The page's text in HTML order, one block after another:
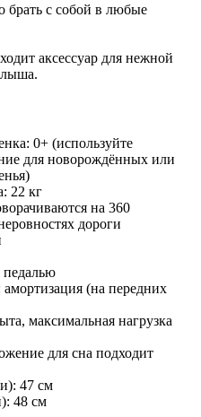
брать с собой в любые
аксессуар для нежной
0+ (используйте
для новорождённых или
22 кг
на 360
дороги
педалью
(на передних
максимальная нагрузка
для сна подходит
47 см
48 см